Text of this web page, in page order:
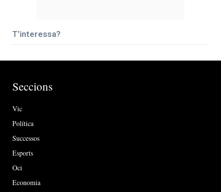
T’interessa?
Seccions
Vic
Política
Successos
Esports
Oci
Economia